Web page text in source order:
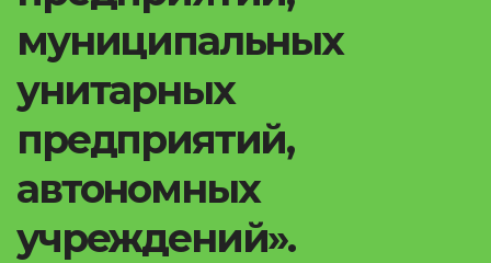
муниципальных
унитарных
предприятий,
автономных
учреждений».